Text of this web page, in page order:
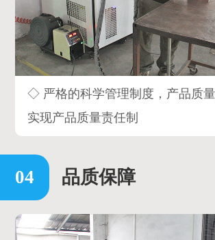
◇ 严格的科学管理制度，产品质量
实现产品质量责任制
品质保障